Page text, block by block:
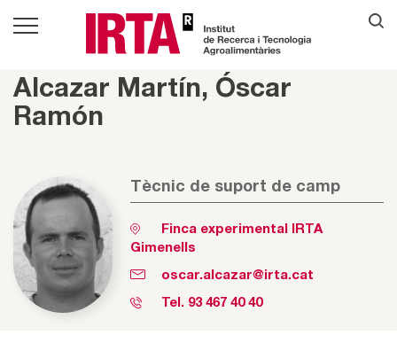
Alcazar Martín, Óscar
Ramón
Tècnic de suport de camp
Finca experimental IRTA
Gimenells
oscar.alcazar@irta.cat
Tel. 93 467 40 40